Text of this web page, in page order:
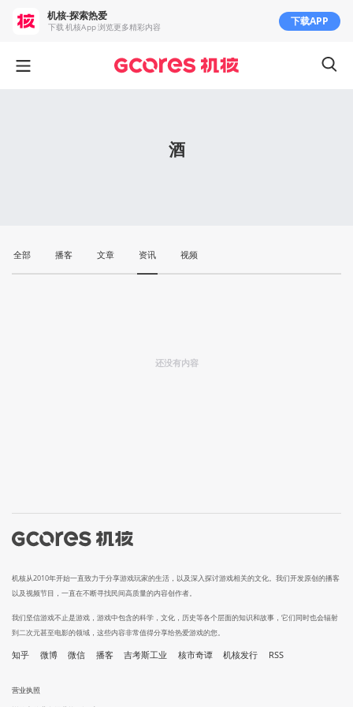
酒
全部 播客 文章 资讯 视频
还没有内容
机核从2010年开始一直致力于分享游戏玩家的生活，以及深入探讨游戏相关的文化。我们开发原创的播客
以及视频节目，一直在不断寻找民间高质量的内容创作者。
我们坚信游戏不止是游戏，游戏中包含的科学，文化，历史等各个层面的知识和故事，它们同时也会辐射
到二次元甚至电影的领域，这些内容非常值得分享给热爱游戏的您。
知乎 微博 微信 播客 吉考斯工业 核市奇谭 机核发行 RSS
营业执照
机核-探索热爱
下载 机核App 浏览更多精彩内容 下载APP